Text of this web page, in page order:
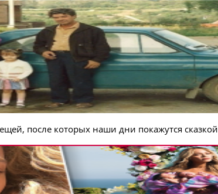
после которых наши дни покажутся сказкой